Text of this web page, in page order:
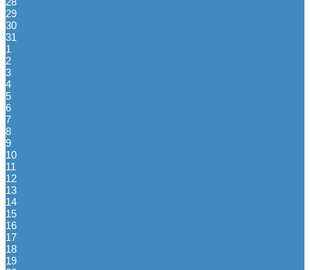
29
30
31
1
2
3
4
5
6
7
8
9
10
11
12
13
14
15
16
17
18
19